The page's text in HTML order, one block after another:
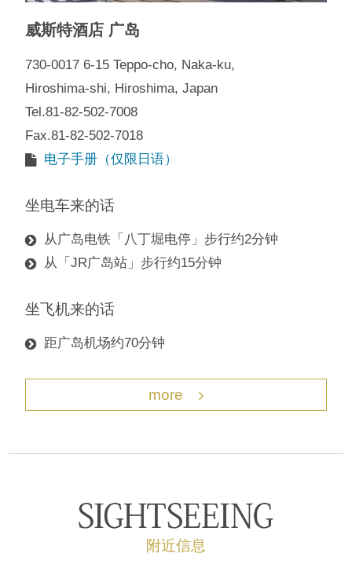
威斯特酒店 广岛
730-0017 6-15 Teppo-cho, Naka-ku,
Hiroshima-shi, Hiroshima, Japan
Tel.81-82-502-7008
Fax.81-82-502-7018
电子手册（仅限日语）
坐电车来的话
从广岛电铁「八丁堀电停」步行约2分钟
从「JR广岛站」步行约15分钟
坐飞机来的话
距广岛机场约70分钟
more
附近信息